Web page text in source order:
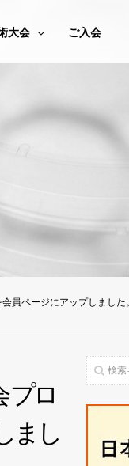
大会 ご入会
員ページにアップしました
プロ
ま し